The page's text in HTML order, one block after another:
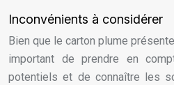
Inconvénients à considérer
Bien que le carton plume
important de prendre en
potentiels et de connaître les